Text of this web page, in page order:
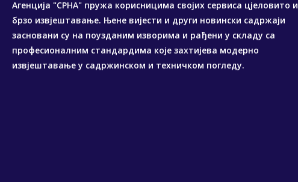
Агенција "СРНА" пружа корисницима својих сервиса цјеловито и
брзо извјештавање. Њене вијести и други новински садржаји
засновани су на поузданим изворима и рађени у складу са
професионалним стандардима које захтијева модерно
извјештавање у садржинском и техничком погледу.